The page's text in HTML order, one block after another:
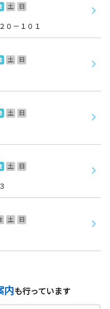
土
日
０－１０１
土
日
土
日
土
日
土
日
内も行っています